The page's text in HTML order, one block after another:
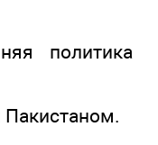
политика